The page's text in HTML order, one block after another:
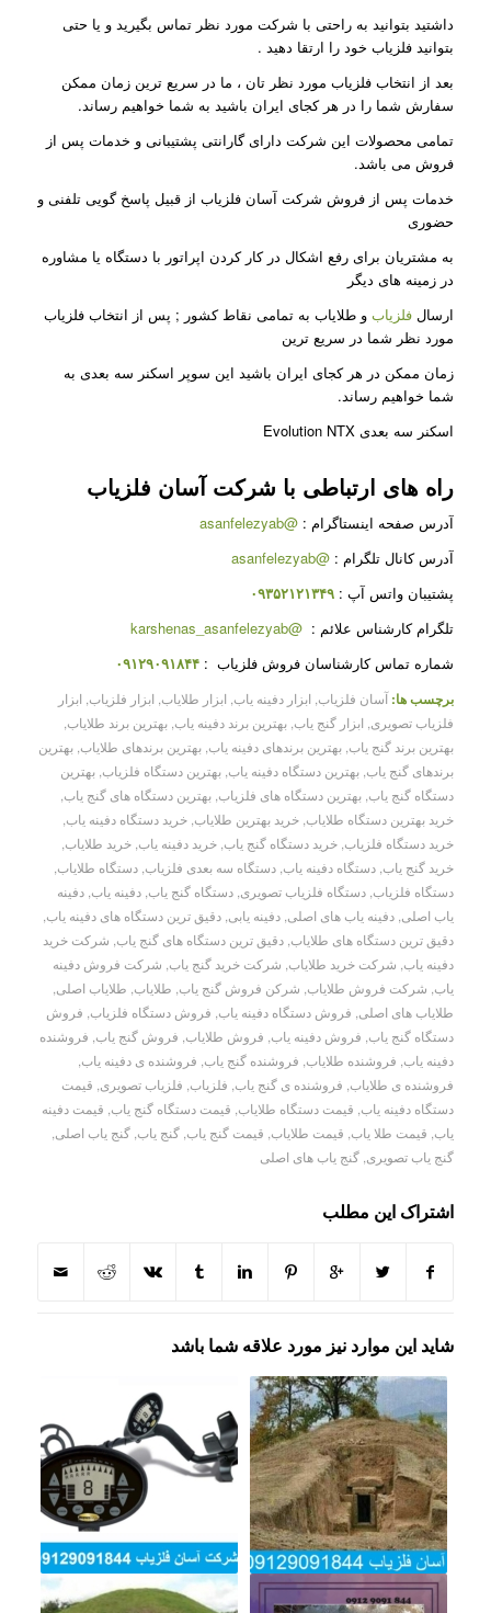
داشتید بتوانید به راحتی با شرکت مورد نظر تماس بگیرید و یا حتی
بتوانید فلزیاب خود را ارتقا دهید .
بعد از انتخاب فلزیاب مورد نظر تان ، ما در سریع ترین زمان ممکن
سفارش شما را در هر کجای ایران باشید به شما خواهیم رساند.
تمامی محصولات این شرکت دارای گارانتی پشتیبانی و خدمات پس از
فروش می باشد.
خدمات پس از فروش شرکت آسان فلزیاب از قبیل پاسخ گویی تلفنی و
حضوری
به مشتریان برای رفع اشکال در کار کردن اپراتور با دستگاه یا مشاوره
در زمینه های دیگر
ارسال فلزیابو طلایاب به تمامی نقاط کشور ; پس از انتخاب فلزیاب
مورد نظر شما در سریع ترین
زمان ممکن در هر کجای ایران باشید این سوپر اسکنر سه بعدی به
شما خواهیم رساند.
اسکنر سه بعدی Evolution NTX
راه های ارتباطی با شرکتآسان فلزیاب
آدرس صفحه اینستاگرام :
@asanfelezyab
آدرس کانال تلگرام :
@asanfelezyab
پشتیبان واتس آپ: ۰۹۳۵۲۱۲۱۳۴۹
تلگرام کارشناس علائم :
@karshenas_asanfelezyab
شماره تماس کارشناسان فروش فلزیاب: ۰۹۱۲۹۰۹۱۸۴۴
برچسب ها: آسان فلزیاب, ابزار دفینه یاب, ابزار طلایاب, ابزار فلزیاب, ابزار
فلزیاب تصویری, ابزار گنج یاب, بهترین برند دفینه یاب, بهترین برند طلایاب,
بهترین برند گنج یاب, بهترین برندهای دفینه یاب, بهترین برندهای طلایاب, بهترین
برندهای گنج یاب, بهترین دستگاه دفینه یاب, بهترین دستگاه فلزیاب, بهترین
دستگاه گنج یاب, بهترین دستگاه های فلزیاب, بهترین دستگاه های گنج یاب,
خرید بهترین دستگاه طلایاب, خرید بهترین طلایاب, خرید دستگاه دفینه یاب,
خرید دستگاه فلزیاب, خرید دستگاه گنج یاب, خرید دفینه یاب, خرید طلایاب,
خرید گنج یاب, دستگاه دفینه یاب, دستگاه سه بعدی فلزیاب, دستگاه طلایاب,
دستگاه فلزیاب, دستگاه فلزیاب تصویری, دستگاه گنج یاب, دفینه یاب, دفینه
یاب اصلی, دفینه یاب های اصلی, دفینه یابی, دقیق ترین دستگاه های دفینه یاب,
دقیق ترین دستگاه های طلایاب, دقیق ترین دستگاه های گنج یاب, شرکت خرید
دفینه یاب, شرکت خرید طلایاب, شرکت خرید گنج یاب, شرکت فروش دفینه
یاب, شرکت فروش طلایاب, شرکن فروش گنج یاب, طلایاب, طلایاب اصلی,
طلایاب های اصلی, فروش دستگاه دفینه یاب, فروش دستگاه فلزیاب, فروش
دستگاه گنج یاب, فروش دفینه یاب, فروش طلایاب, فروش گنج یاب, فروشنده
دفینه یاب, فروشنده طلایاب, فروشنده گنج یاب, فروشنده ی دفینه یاب,
فروشنده ی طلایاب, فروشنده ی گنج یاب, فلزیاب, فلزیاب تصویری, قیمت
دستگاه دفینه یاب, قیمت دستگاه طلایاب, قیمت دستگاه گنج یاب, قیمت دفینه
یاب, قیمت طلا یاب, قیمت طلایاب, قیمت گنج یاب, گنج یاب, گنج یاب اصلی,
گنج یاب تصویری, گنج یاب های اصلی
اشتراک این مطلب
شاید این موارد نیز مورد علاقه شما باشد